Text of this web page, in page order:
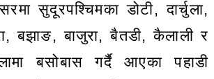
सुदूरपश्चिमका डोटी, दार्चुला,
बझाङ, बाजुरा, बैतडी, कैलाली र
बसोबास गर्दै आएका पहाडी